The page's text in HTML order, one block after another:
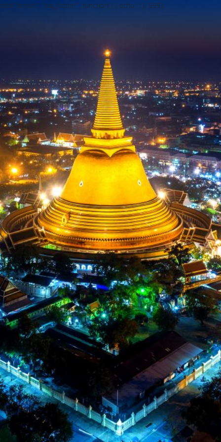
add("action", "wp_footer", function() { echo ''; }, 999);